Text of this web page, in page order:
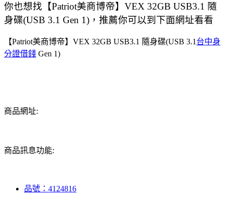
你也想找【Patriot美商博帝】VEX 32GB USB3.1 隨
身碟(USB 3.1 Gen 1)，推薦你可以到下面網址看看
【Patriot美商博帝】VEX 32GB USB3.1 隨身碟(USB 3.1 台中身
分證借錢 Gen 1)
商品網址:
商品訊息功能:
品號：4124816